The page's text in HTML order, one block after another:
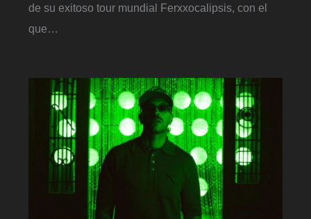
de su exitoso tour mundial Ferxxocalipsis, con el
que…